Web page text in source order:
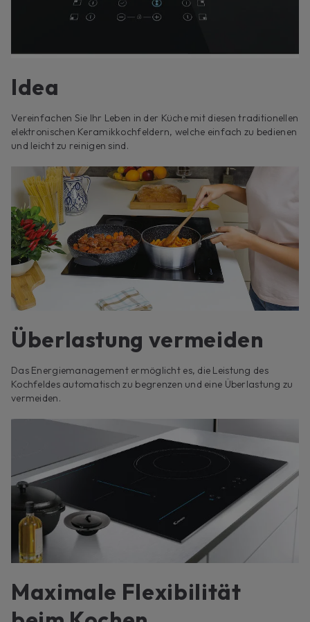
Idea
Vereinfachen Sie Ihr Leben in der Küche mit diesen traditionellen
elektronischen Keramikkochfeldern, welche einfach zu bedienen
und leicht zu reinigen sind.
Überlastung vermeiden
Das Energiemanagement ermöglicht es, die Leistung des
Kochfeldes automatisch zu begrenzen und eine Überlastung zu
vermeiden.
Maximale Flexibilität